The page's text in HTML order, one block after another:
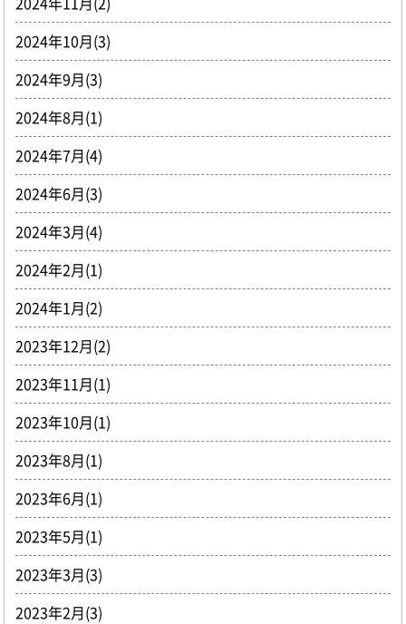
2024年10月(3)
2024年9月(3)
2024年8月(1)
2024年7月(4)
2024年6月(3)
2024年3月(4)
2024年2月(1)
2024年1月(2)
2023年12月(2)
2023年11月(1)
2023年10月(1)
2023年8月(1)
2023年6月(1)
2023年5月(1)
2023年3月(3)
2023年2月(3)